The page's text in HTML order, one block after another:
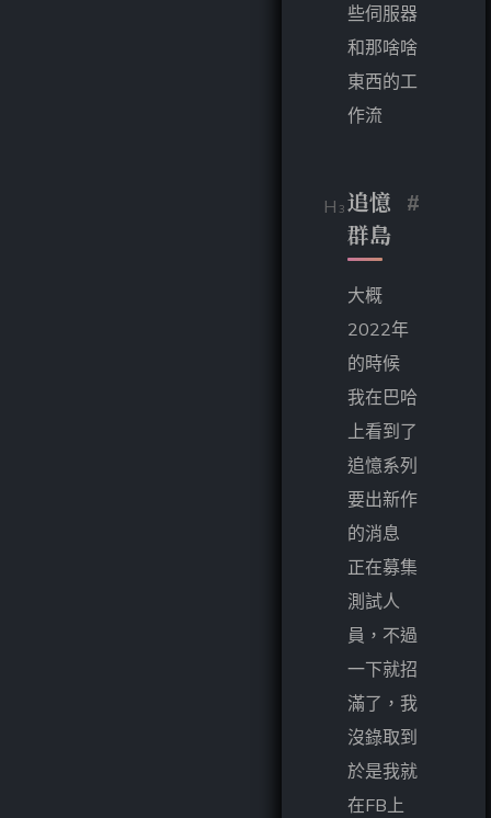
些伺服器
和那啥啥
東西的工
作流
#
追憶
群島
大概
2022年
的時候
我在巴哈
上看到了
追憶系列
要出新作
的消息
正在募集
測試人
員，不過
一下就招
滿了，我
沒錄取到
於是我就
在FB上